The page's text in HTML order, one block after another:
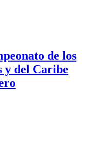
de los
y del Caribe